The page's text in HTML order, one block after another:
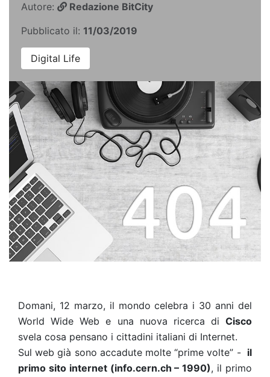
Autore:
Redazione BitCity
Pubblicato il: 11/03/2019
Digital Life
Domani, 12 marzo, il mondo celebra i 30 anni del
World Wide Web e una nuova ricerca di Cisco
svela cosa pensano i cittadini italiani di Internet.
Sul web già sono accadute molte “prime volte” - il
primo sito internet (info.cern.ch – 1990), il primo